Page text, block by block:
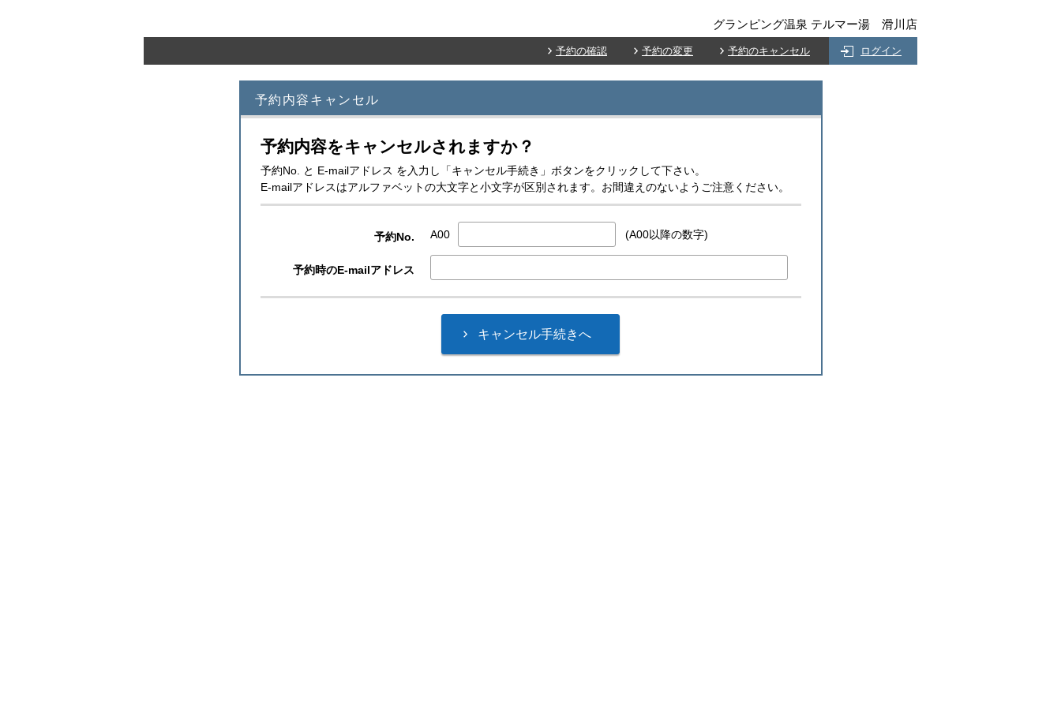
グランピング温泉 テルマー湯 滑川店
予約の確認 予約の変更 予約のキャンセル ログイン
予約内容キャンセル
予約内容をキャンセルされますか？
予約No. と E-mailアドレス を入力し「キャンセル手続き」ボタンをクリックして下さい。
E-mailアドレスはアルファベットの大文字と小文字が区別されます。お間違えのないようご注意ください。
予約No. A00 (A00以降の数字)
予約時のE-mailアドレス